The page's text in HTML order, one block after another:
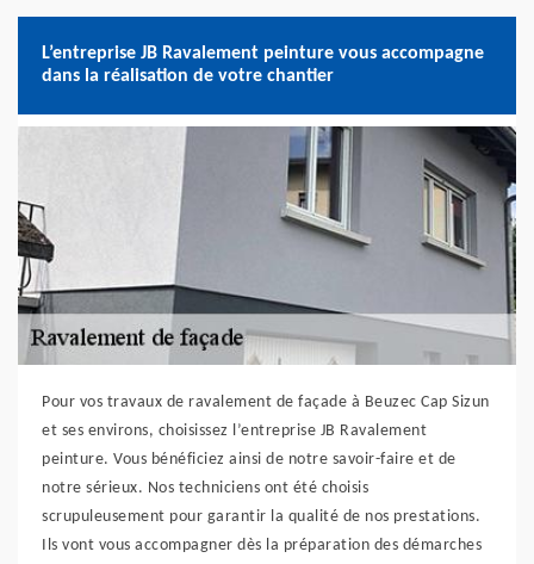
L’entreprise JB Ravalement peinture vous accompagne
dans la réalisation de votre chantier
Pour vos travaux de ravalement de façade à Beuzec Cap Sizun
et ses environs, choisissez l’entreprise JB Ravalement
peinture. Vous bénéficiez ainsi de notre savoir-faire et de
notre sérieux. Nos techniciens ont été choisis
scrupuleusement pour garantir la qualité de nos prestations.
Ils vont vous accompagner dès la préparation des démarches